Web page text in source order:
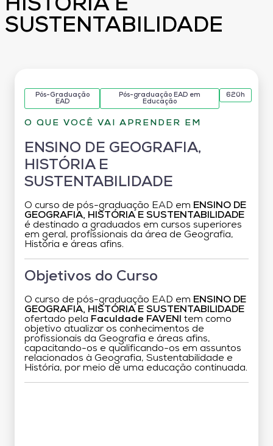
HISTÓRIA E
SUSTENTABILIDADE
Pós-Graduação
EAD
Pós-graduação EAD em
Educação
620h
O QUE VOCÊ VAI APRENDER EM
ENSINO DE GEOGRAFIA,
HISTÓRIA E
SUSTENTABILIDADE
O curso de pós-graduação EAD em ENSINO DE
GEOGRAFIA, HISTÓRIA E SUSTENTABILIDADE
é destinado a graduados em cursos superiores
em geral, profissionais da área de Geografia,
História e áreas afins.
Objetivos do Curso
O curso de pós-graduação EAD em ENSINO DE
GEOGRAFIA, HISTÓRIA E SUSTENTABILIDADE
ofertado pela Faculdade FAVENI
tem como
objetivo atualizar os conhecimentos de
profissionais da Geografia e áreas afins,
capacitando-os e qualificando-os em assuntos
relacionados à Geografia, Sustentabilidade e
História, por meio de uma educação continuada.